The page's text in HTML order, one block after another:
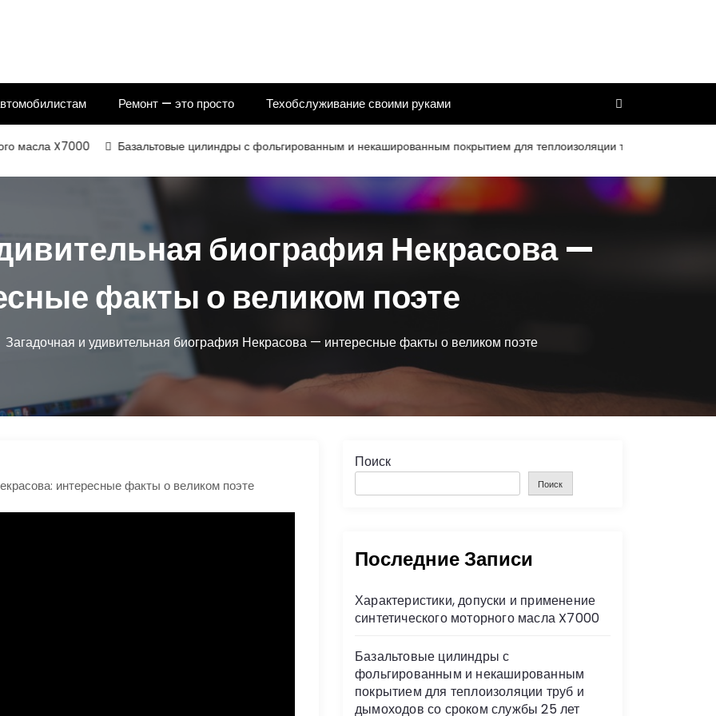
Ремонт — это просто Техобслуживание своими руками
X7000 Базальтовые цилиндры с фольгированным и некашированным покрытием для теплоизоляции труб и дымоходов со
биография Некрасова —
факты о великом поэте
Загадочная и удивительная биография Некрасова — интересные факты о великом поэте
Поиск
Поиск
Последние Записи
Характеристики, допуски и применение
синтетического моторного масла X7000
Базальтовые цилиндры с
фольгированным и некашированным
покрытием для теплоизоляции труб и
дымоходов со сроком службы 25 лет